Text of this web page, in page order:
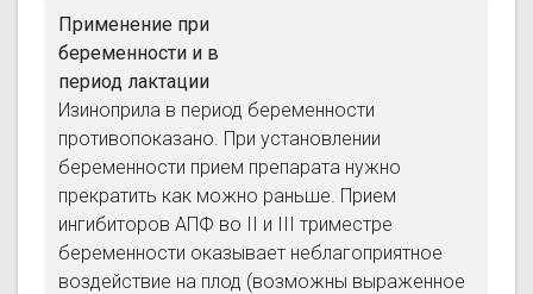
Применение при
беременности и в
период лактации
Изиноприла в период беременности
противопоказано. При установлении
беременности прием препарата нужно
прекратить как можно раньше. Прием
ингибиторов АПФ во II и III триместре
беременности оказывает неблагоприятное
воздействие на плод (возможны выраженное